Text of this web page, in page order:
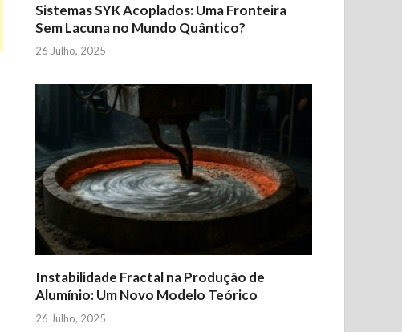
Sistemas SYK Acoplados: Uma Fronteira
Sem Lacuna no Mundo Quântico?
26 Julho, 2025
Instabilidade Fractal na Produção de
Alumínio: Um Novo Modelo Teórico
26 Julho, 2025